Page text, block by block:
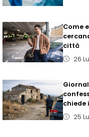
Come
città
26
chiede
25